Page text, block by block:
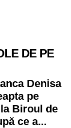
DE PE
Denisa
pe
Biroul de
ce a...